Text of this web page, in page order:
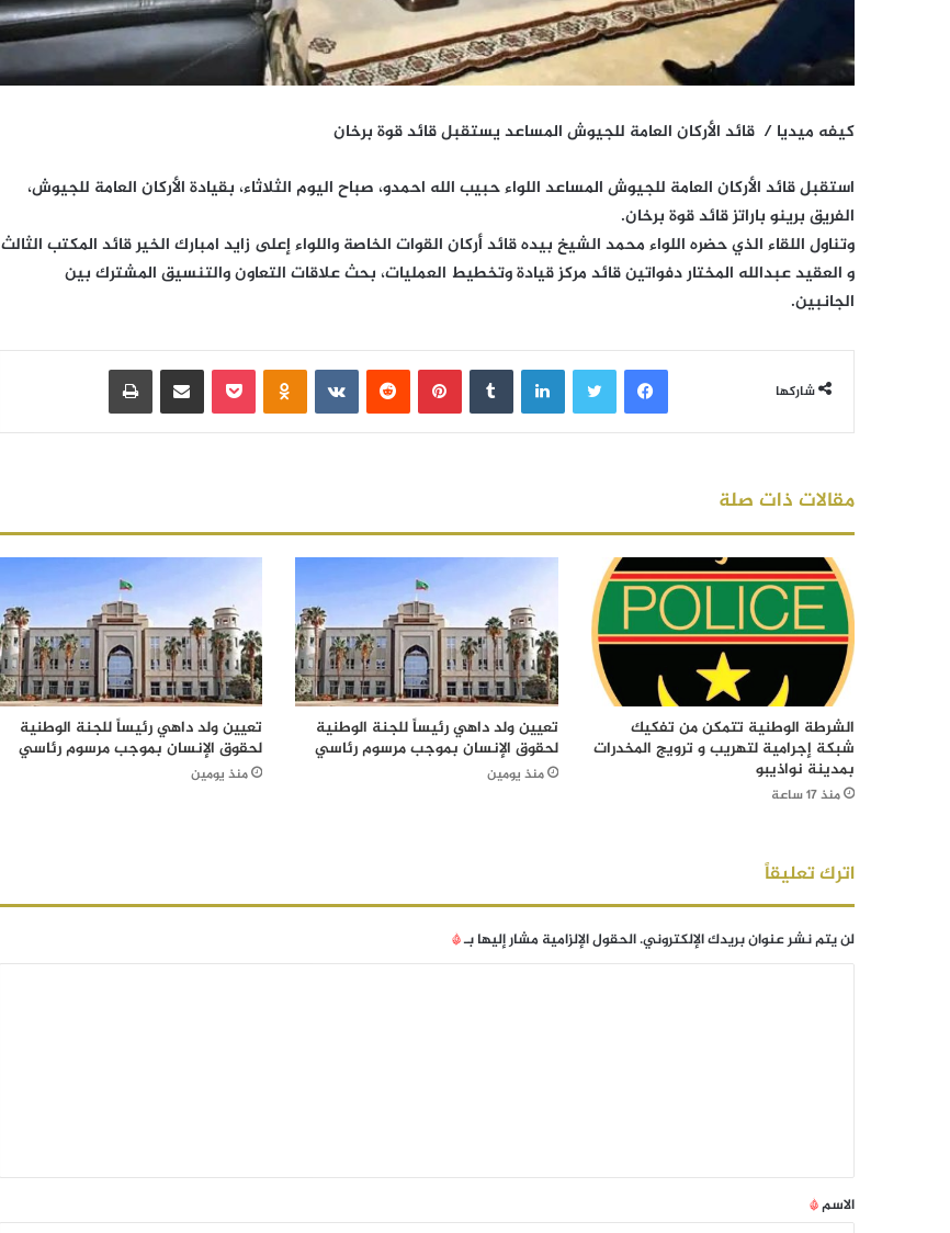
كيفه ميديا / قائد الأركان العامة للجيوش المساعد يستقبل قائد قوة برخان
استقبل قائد الأركان العامة للجيوش المساعد اللواء حبيب الله احمدو، صباح اليوم الثلاثاء، بقيادة الأركان العامة للجيوش،
الفريق برينو باراتز قائد قوة برخان.
وتناول اللقاء الذي حضره اللواء محمد الشيخ بيده قائد أركان القوات الخاصة واللواء إعلى زايد امبارك الخير قائد المكتب الثالث
و العقيد عبدالله المختار دفواتين قائد مركز قيادة وتخطيط العمليات، بحث علاقات التعاون والتنسيق المشترك بين
الجانبين.
شاركها
فيسبوك لينكدإن بينتيريست بوكيت مشاركة عبر البريد
مقالات ذات صلة
الشرطة الوطنية تتمكن من تفكيك
شبكة إجرامية لتهريب و ترويج المخدرات
بمدينة نواذيبو
منذ 17 ساعة
تعيين ولد داهي رئيساً للجنة الوطنية
لحقوق الإنسان بموجب مرسوم رئاسي
منذ يومين
تعيين ولد داهي رئيساً للجنة الوطنية
لحقوق الإنسان بموجب مرسوم رئاسي
منذ يومين
اترك تعليقاً
لن يتم نشر عنوان بريدك الإلكتروني.الحقول الإلزامية مشار إليها بـ*
الاسم*